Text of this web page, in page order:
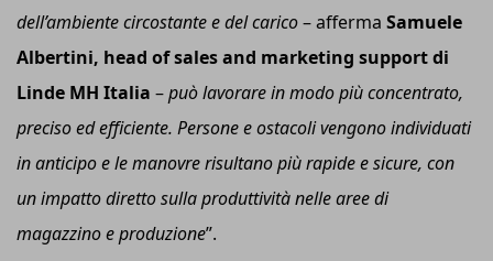
dell’ambiente circostante e del carico–afferma Samuele
Albertini, head of sales and marketing support di
Linde MH Italia –può lavorare in modo più concentrato,
preciso ed efficiente. Persone e ostacoli vengono individuati
in anticipo e le manovre risultano più rapide e sicure, con
un impatto diretto sulla produttività nelle aree di
magazzino e produzione”.